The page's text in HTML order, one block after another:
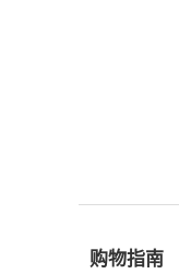
购物指南